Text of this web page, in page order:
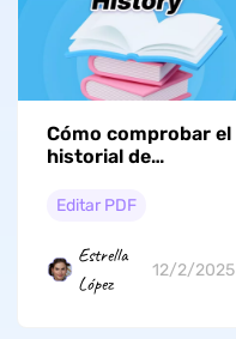
Cómo comprobar el
historial de
PDF: guía completa
Editar PDF
Estrella
López
12/2/2025